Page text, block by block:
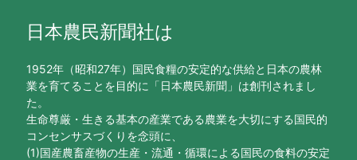
日本農民新聞社は
1952年（昭和27年）国民食糧の安定的な供給と日本の農林
業を育てることを目的に「日本農民新聞」は創刊されまし
た。
生命尊厳・生きる基本の産業である農業を大切にする国民的
コンセンサスづくりを念頭に、
(1)国産農畜産物の生産・流通・循環による国民の食料の安定